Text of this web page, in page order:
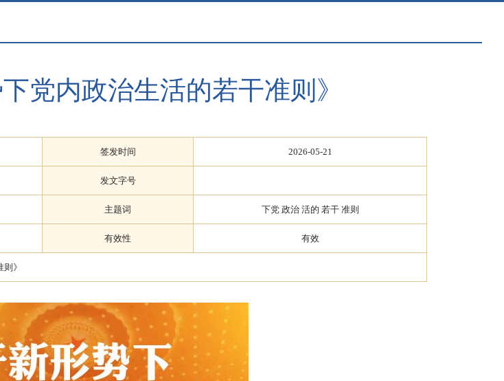
党内政治生活的若干准则》
签发时间 2026-05-21
发文字号
主题词 下党 政治 活的 若干 准则
有效性 有效
》